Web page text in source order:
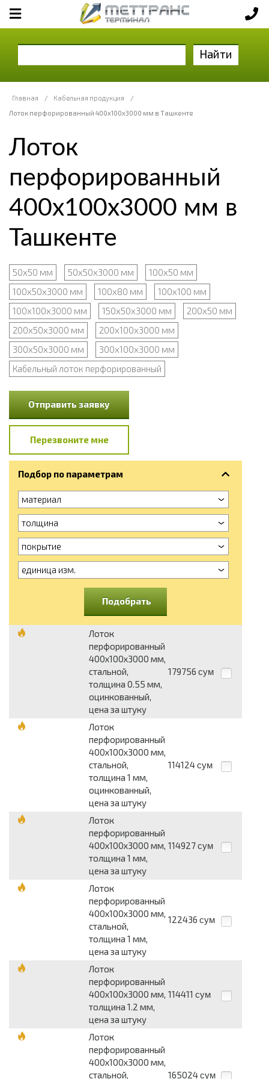
Найти
Главная / Кабельная продукция
/
Лоток перфорированный 400х100х3000 мм в Ташкенте
Лоток
перфорированный
400х100х3000 мм в
Ташкенте
50х50 мм 50х50х3000 мм
100х50 мм
100х50х3000 мм
100х80 мм
100х100 мм
100х100х3000 мм
150х50х3000 мм
200х50 мм
200х50х3000 мм
200х100х3000 мм
300х50х3000 мм
300х100х3000 мм
Кабельный лоток перфорированный
Отправить заявку
Перезвоните мне
Подбор по параметрам
материал
толщина
покрытие
единица изм.
Подобрать
Лоток
перфорированный
400х100х3000 мм,
стальной,
толщина 0.55 мм,
оцинкованный,
цена за штуку
179756 сум
Лоток
перфорированный
400х100х3000 мм,
стальной,
толщина 1 мм,
оцинкованный,
цена за штуку
114124 сум
Лоток
перфорированный
400х100х3000 мм,
толщина 1 мм,
цена за штуку
114927 сум
Лоток
перфорированный
400х100х3000 мм,
стальной,
толщина 1 мм,
цена за штуку
122436 сум
Лоток
перфорированный
400х100х3000 мм,
толщина 1.2 мм,
цена за штуку
114411 сум
Лоток
перфорированный
400х100х3000 мм,
стальной,
165024 сум